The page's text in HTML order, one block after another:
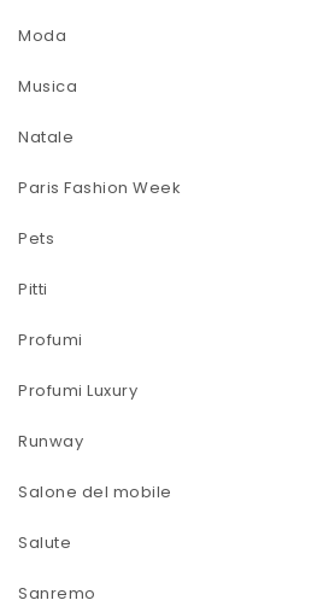
Moda
Musica
Natale
Paris Fashion Week
Pets
Pitti
Profumi
Profumi Luxury
Runway
Salone del mobile
Salute
Sanremo